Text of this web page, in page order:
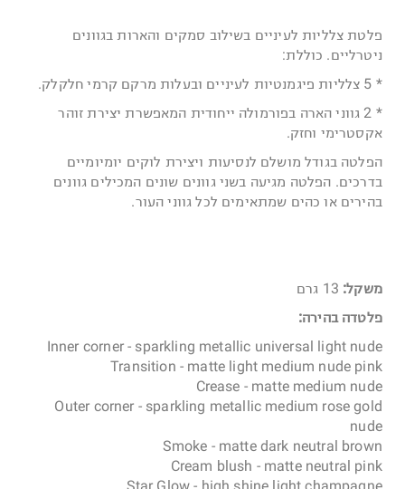
פלטת צלליות לעיניים בשילוב סמקים והארות בגוונים
ניטרליים. כוללת:
* 5 צלליות פיגמנטיות לעיניים ובעלות מרקם קרמי חלקלק.
* 2 גווני הארה בפורמולה ייחודית המאפשרת יצירת זוהר
אקסטרימי וחזק.
הפלטה בגודל מושלם לנסיעות ויצירת לוקים יומיומיים
בדרכים. הפלטה מגיעה בשני גוונים שונים המכילים גוונים
בהירים או כהים שמתאימים לכל גווני העור.
משקל:
פלטדה בהירה:
Inner corner - sparkling metallic universal light nude
Transition - matte light medium nude pink
Crease - matte medium nude
Outer corner - sparkling metallic medium rose gold
nude
Smoke - matte dark neutral brown
Cream blush - matte neutral pink